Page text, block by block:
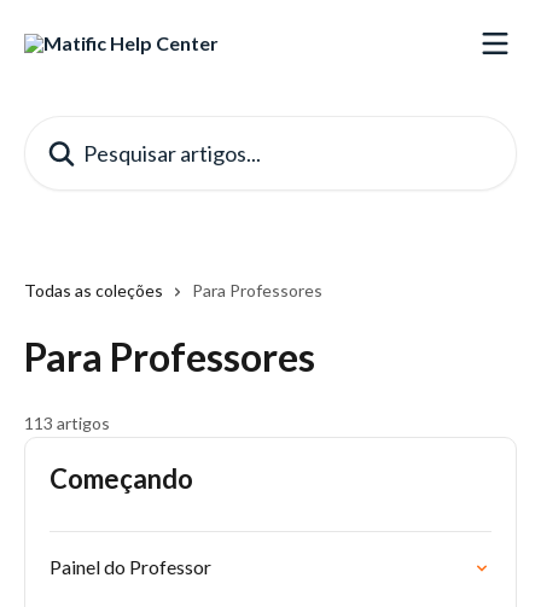
Todas as coleções Para Professores
Para Professores
113 artigos
Começando
Painel do Professor